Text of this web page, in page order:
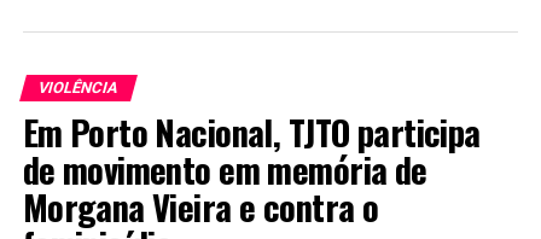
VIOLÊNCIA
Em Porto Nacional, TJTO participa
de movimento em memória de
Morgana Vieira e contra o